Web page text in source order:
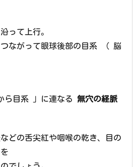
って上行。
ながって眼球後部の目系 （ 脳
ら目系 」に連なる 無穴の経脈
どの舌尖紅や咽喉の乾き、目の